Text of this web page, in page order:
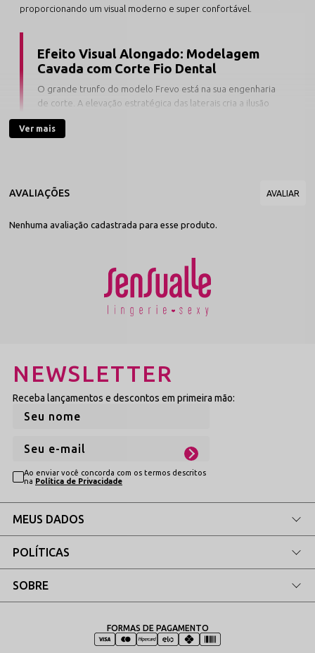
proporcionando um visual moderno e super confortável.
Efeito Visual Alongado: Modelagem
Cavada com Corte Fio Dental
O grande trunfo do modelo Frevo está na sua engenharia
de corte. A elevação estratégica das laterais cria a ilusão
traseira em formato fio dental emoldura o bumbum sem
Confeccionada em tecido de toque sedoso e excelente
acabamento plano e macio que impede dobras incômodas nos
íntima, a região central traz forro protetor interno confeccionado
em malha 100% algodão natural.
Escolha a Cor Curinga para o Seu Estilo
Branco Puríssimo
combinar com roupas claras e tecidos leves.
Ver Linha Branca
Preto Atemporal
O clássico indispensável que confere poder, elegância e
versatilidade imediata, destacando o desenho cavado do
Ver Linha Preta
Explore Mais Categorias Relacionadas
Ver mais
Nenhuma avaliação cadastrada para esse produto.
NEWSLETTER
Receba lançamentos e descontos em primeira mão:
Ao enviar você concorda com os termos descritos
na Política de Privacidade
MEUS DADOS
POLÍTICAS
SOBRE
FORMAS DE PAGAMENTO